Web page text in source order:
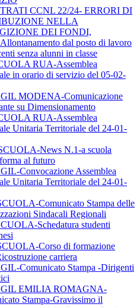
CCNL 22/24- ERRORI DI
NELLA
DEI FONDI,
dal posto di lavoro
senza alunni in classe
RUA-Assemblea
in orario di servizio del 05-02-
MODENA-Comunicazione
su Dimensionamento
RUA-Assemblea
Unitaria Territoriale del 24-01-
News N.1-a scuola
al futuro
Convocazione Assemblea
Unitaria Territoriale del 24-01-
Comunicato Stampa delle
Sindacali Regionali
Schedatura studenti
Corso di formazione
carriera
Comunicato Stampa -Dirigenti
EMILIA ROMAGNA-
Stampa-Gravissimo il